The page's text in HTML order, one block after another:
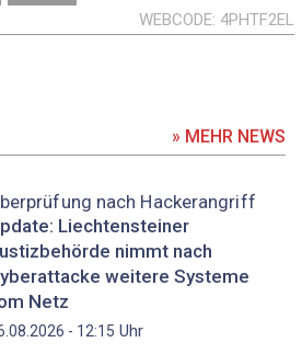
WEBCODE 4PHTF2EL
» MEHR NEWS
nach Hackerangriff
Liechtensteiner
nimmt nach
weitere Systeme
Netz
- 12:15 Uhr